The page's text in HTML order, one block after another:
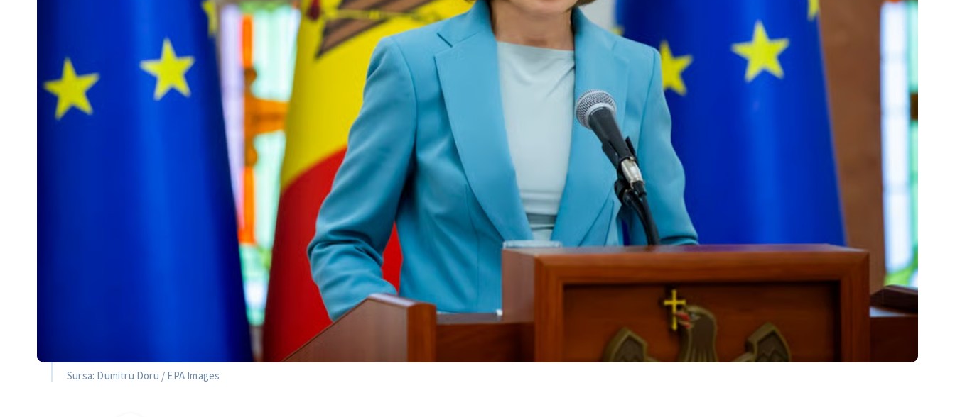
Sursa: Dumitru Doru / EPA Images